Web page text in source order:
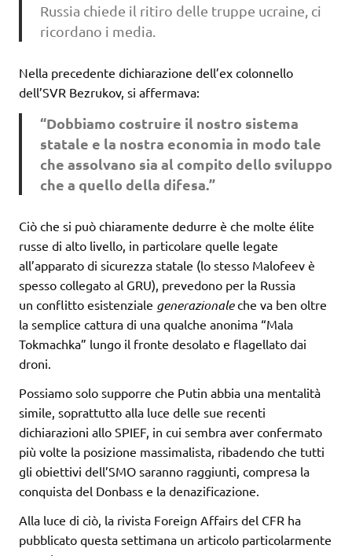
Russia chiede il ritiro delle truppe ucraine, ci
ricordano i media.
Nella precedente dichiarazione dell’ex colonnello
dell’SVR Bezrukov, si affermava:
“Dobbiamo costruire il nostro sistema
statale e la nostra economia in modo tale
che assolvano sia al compito dello sviluppo
che a quello della difesa.”
Ciò che si può chiaramente dedurre è che molte élite
russe di alto livello, in particolare quelle legate
all’apparato di sicurezza statale (lo stesso Malofeev è
spesso collegato al GRU), prevedono per la Russia
un conflitto esistenziale generazionaleche va ben oltre
la semplice cattura di una qualche anonima “Mala
Tokmachka” lungo il fronte desolato e flagellato dai
droni.
Possiamo solo supporre che Putin abbia una mentalità
simile, soprattutto alla luce delle sue recenti
dichiarazioni allo SPIEF, in cui sembra aver confermato
più volte la posizione massimalista, ribadendo che tutti
gli obiettivi dell’SMO saranno raggiunti, compresa la
conquista del Donbass e la denazificazione.
Alla luce di ciò, la rivista Foreign Affairs del CFR ha
pubblicato questa settimana un articolo particolarmente